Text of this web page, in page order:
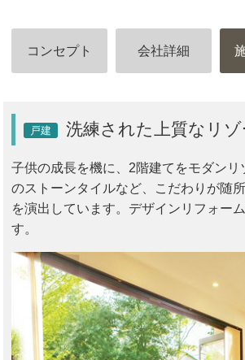
コンセプト 会社詳細
戸建 洗練された上質なリ
子供の成長を機に、2階建てをモダン
のストーンタイルなど、こだわりが随
を演出しています。デザインリフォー
す。